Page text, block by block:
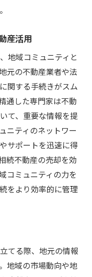
産活用
地域コミュニティと
元の不動産業者や法
関する手続きがスム
通した専門家は不動
て、重要な情報を提
ニティのネットワー
サポートを迅速に得
続不動産の売却を効
コミュニティの力を
をより効率的に管理
てる際、地元の情報
地域の市場動向や地